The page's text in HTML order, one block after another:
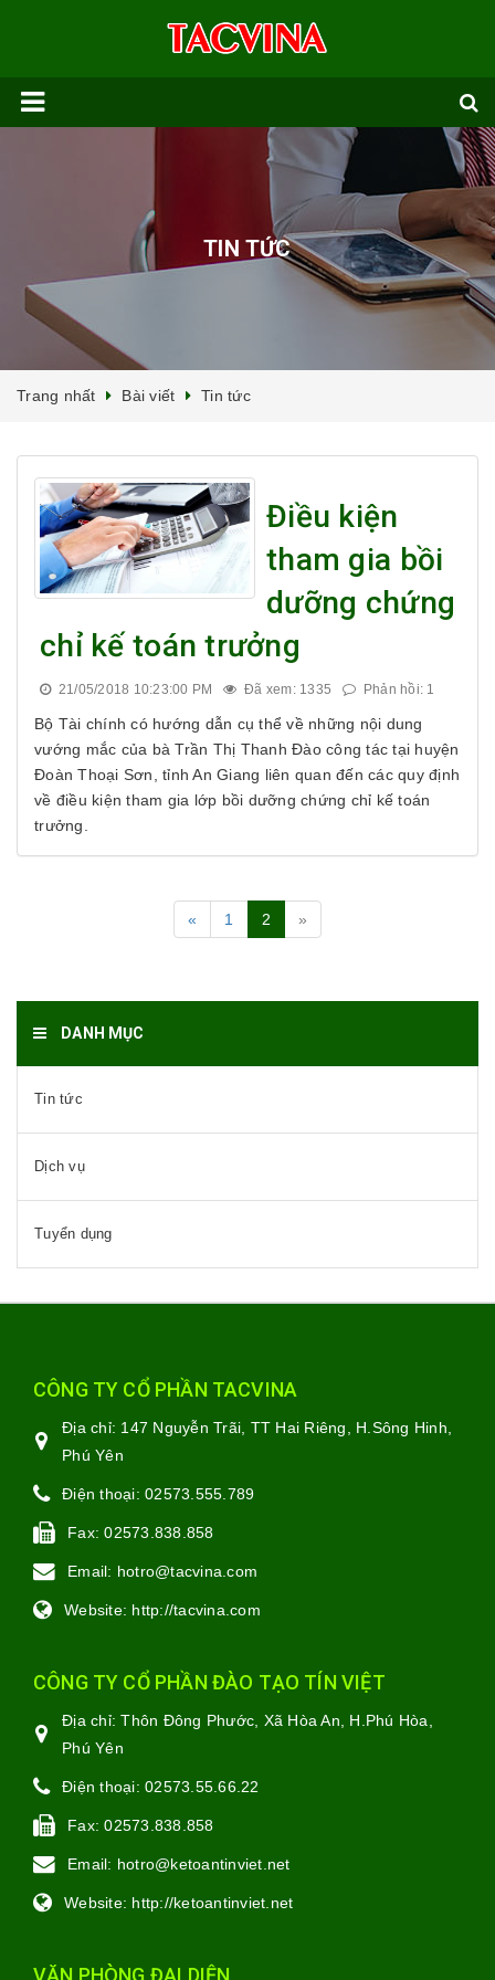
TIN TỨC
Trang nhất Bài viết Tin tức
Điều kiện
tham gia bồi
dưỡng chứng
chỉ kế toán trưởng
21/05/2018 10:23:00 PM Đã xem: 1335 Phản hồi: 1
Bộ Tài chính có hướng dẫn cụ thể về những nội dung
vướng mắc của bà Trần Thị Thanh Đào công tác tại huyện
Đoàn Thoại Sơn, tỉnh An Giang liên quan đến các quy định
về điều kiện tham gia lớp bồi dưỡng chứng chỉ kế toán
trưởng.
« 1 2 »
DANH MỤC
Tin tức
Dịch vụ
Tuyển dụng
CÔNG TY CỔ PHẦN TACVINA
Địa chỉ: 147 Nguyễn Trãi, TT Hai Riêng, H.Sông Hinh,
Phú Yên
Điện thoại: 02573.555.789
Fax:02573.838.858
Email: hotro@tacvina.com
Website: http://tacvina.com
CÔNG TY CỔ PHẦN ĐÀO TẠO TÍN VIỆT
Địa chỉ:Thôn Đông Phước, Xã Hòa An, H.Phú Hòa,
Phú Yên
Điện thoại: 02573.55.66.22
Fax:02573.838.858
Email: hotro@ketoantinviet.net
Website: http://ketoantinviet.net
VĂN PHÒNG ĐẠI DIỆN